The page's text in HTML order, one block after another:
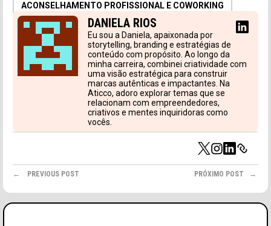
ACONSELHAMENTO PROFISSIONAL E COWORKING
DANIELA RIOS
Eu sou a Daniela, apaixonada por
storytelling, branding e estratégias de
conteúdo com propósito. Ao longo da
minha carreira, combinei criatividade com
uma visão estratégica para construir
marcas autênticas e impactantes. Na
Aticco, adoro explorar temas que se
relacionam com empreendedores,
criativos e mentes inquiridoras como
vocês.
PREVIOUS POST PRÓXIMO POST